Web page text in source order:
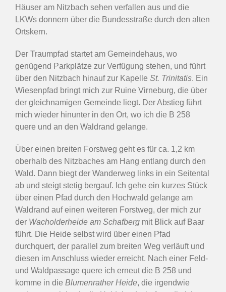
Häuser am Nitzbach sehen verfallen aus und die
LKWs donnern über die Bundesstraße durch den alten
Ortskern.
Der Traumpfad startet am Gemeindehaus, wo
genügend Parkplätze zur Verfügung stehen, und führt
über den Nitzbach hinauf zur Kapelle St. Trinitatis. Ein
Wiesenpfad bringt mich zur Ruine Virneburg, die über
der gleichnamigen Gemeinde liegt. Der Abstieg führt
mich wieder hinunter in den Ort, wo ich die B 258
quere und an den Waldrand gelange.
Über einen breiten Forstweg geht es für ca. 1,2 km
oberhalb des Nitzbaches am Hang entlang durch den
Wald. Dann biegt der Wanderweg links in ein Seitental
ab und steigt stetig bergauf. Ich gehe ein kurzes Stück
über einen Pfad durch den Hochwald gelange am
Waldrand auf einen weiteren Forstweg, der mich zur
der Wacholderheide am Schafberg mit Blick auf Baar
führt. Die Heide selbst wird über einen Pfad
durchquert, der parallel zum breiten Weg verläuft und
diesen im Anschluss wieder erreicht. Nach einer Feld-
und Waldpassage quere ich erneut die B 258 und
komme in die Blumenrather Heide, die irgendwie